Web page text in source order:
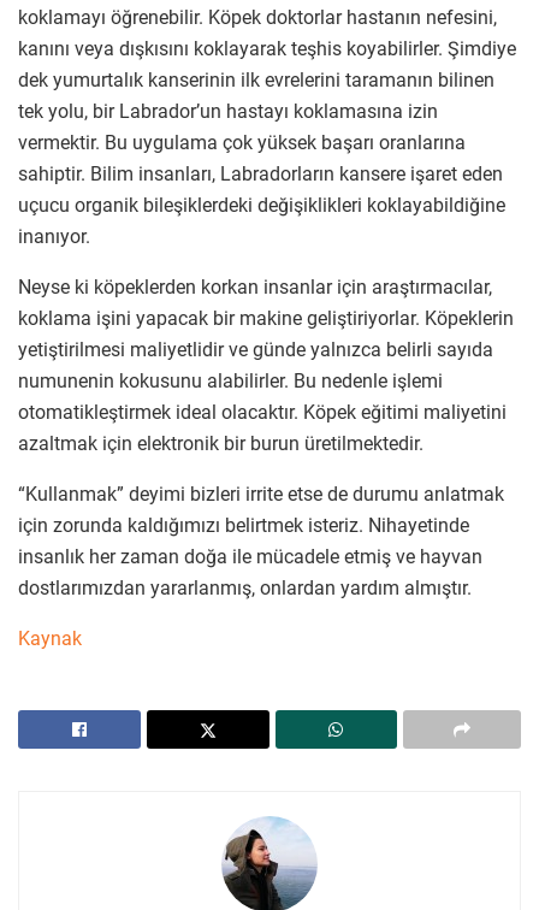
koklamayı öğrenebilir. Köpek doktorlar hastanın nefesini,
kanını veya dışkısını koklayarak teşhis koyabilirler. Şimdiye
dek yumurtalık kanserinin ilk evrelerini taramanın bilinen
tek yolu, bir Labrador’un hastayı koklamasına izin
vermektir. Bu uygulama çok yüksek başarı oranlarına
sahiptir. Bilim insanları, Labradorların kansere işaret eden
uçucu organik bileşiklerdeki değişiklikleri koklayabildiğine
inanıyor.
Neyse ki köpeklerden korkan insanlar için araştırmacılar,
koklama işini yapacak bir makine geliştiriyorlar. Köpeklerin
yetiştirilmesi maliyetlidir ve günde yalnızca belirli sayıda
numunenin kokusunu alabilirler. Bu nedenle işlemi
otomatikleştirmek ideal olacaktır. Köpek eğitimi maliyetini
azaltmak için elektronik bir burun üretilmektedir.
“Kullanmak” deyimi bizleri irrite etse de durumu anlatmak
için zorunda kaldığımızı belirtmek isteriz. Nihayetinde
insanlık her zaman doğa ile mücadele etmiş ve hayvan
dostlarımızdan yararlanmış, onlardan yardım almıştır.
Kaynak